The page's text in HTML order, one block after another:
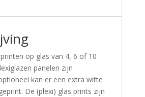
op glas van 4, 6 of 10
panelen zijn
kan er een extra witte
De (plexi) glas prints zijn